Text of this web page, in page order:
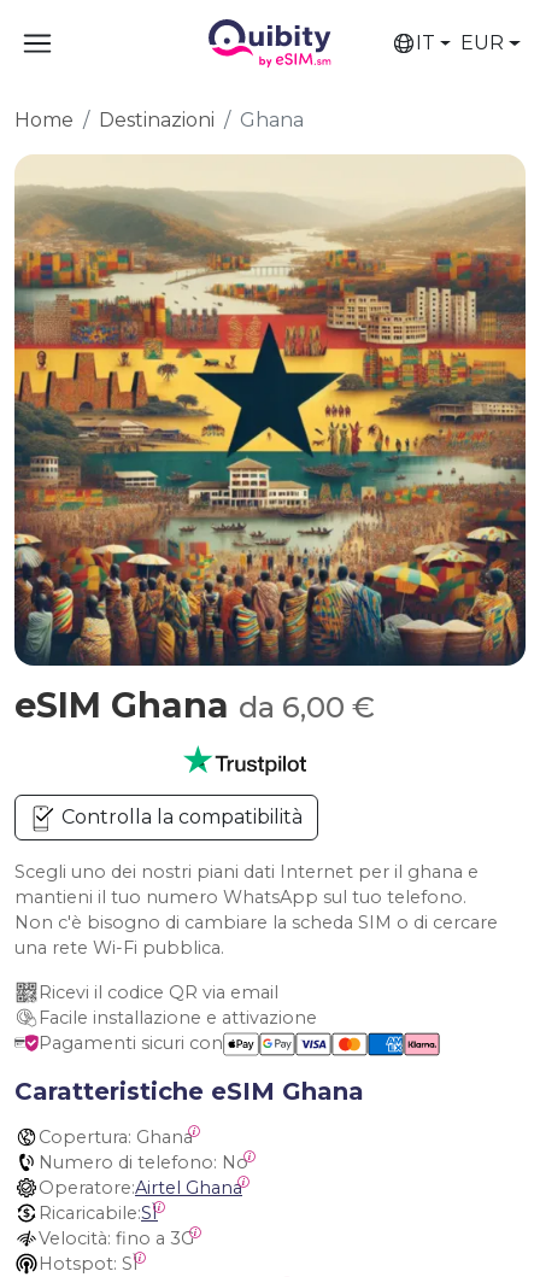
IT EUR
Home Destinazioni Ghana
eSIM Ghana da 6,00 €
Controlla la compatibilità
Scegli uno dei nostri piani dati Internet per il ghana e
mantieni il tuo numero WhatsApp sul tuo telefono.
Non c'è bisogno di cambiare la scheda SIM o di cercare
una rete Wi-Fi pubblica.
Ricevi il codice QR via email
Facile installazione e attivazione
Pagamenti sicuri con
Caratteristiche eSIM Ghana
Copertura: Ghana
Numero di telefono: No
Operatore:Airtel Ghana
Ricaricabile:SÌ
Velocità: fino a 3G
Hotspot: SÌ